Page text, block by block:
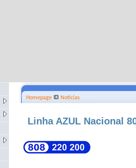
Homepage Notícias
Linha AZUL Nacional